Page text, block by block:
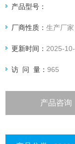
产品型号：
厂商性质：生产厂家
更新时间： 2025-
访 问 量：965
产品咨询